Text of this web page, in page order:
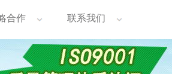
合作 联系我们